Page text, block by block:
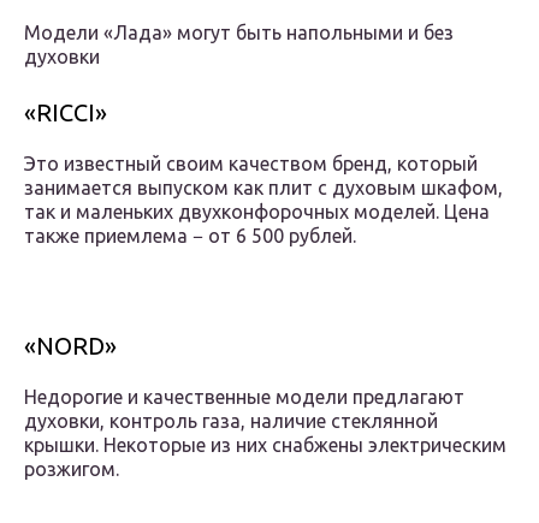
Модели «Лада» могут быть напольными и без
духовки
«RICCI»
Это известный своим качеством бренд, который
занимается выпуском как плит с духовым шкафом,
так и маленьких двухконфорочных моделей. Цена
также приемлема − от 6 500 рублей.
«NORD»
Недорогие и качественные модели предлагают
духовки, контроль газа, наличие стеклянной
крышки. Некоторые из них снабжены электрическим
розжигом.